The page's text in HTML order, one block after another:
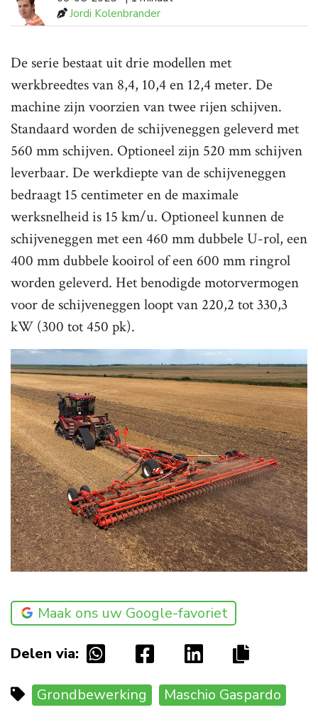
Jordi Kolenbrander
De serie bestaat uit drie modellen met
werkbreedtes van 8,4, 10,4 en 12,4 meter. De
machine zijn voorzien van twee rijen schijven.
Standaard worden de schijveneggen geleverd met
560 mm schijven. Optioneel zijn 520 mm schijven
leverbaar. De werkdiepte van de schijveneggen
bedraagt 15 centimeter en de maximale
werksnelheid is 15 km/u. Optioneel kunnen de
schijveneggen met een 460 mm dubbele U-rol, een
400 mm dubbele kooirol of een 600 mm ringrol
worden geleverd. Het benodigde motorvermogen
voor de schijveneggen loopt van 220,2 tot 330,3
kW (300 tot 450 pk).
Maak ons uw Google-favoriet
Delen via:
Grondbewerking Maschio Gaspardo